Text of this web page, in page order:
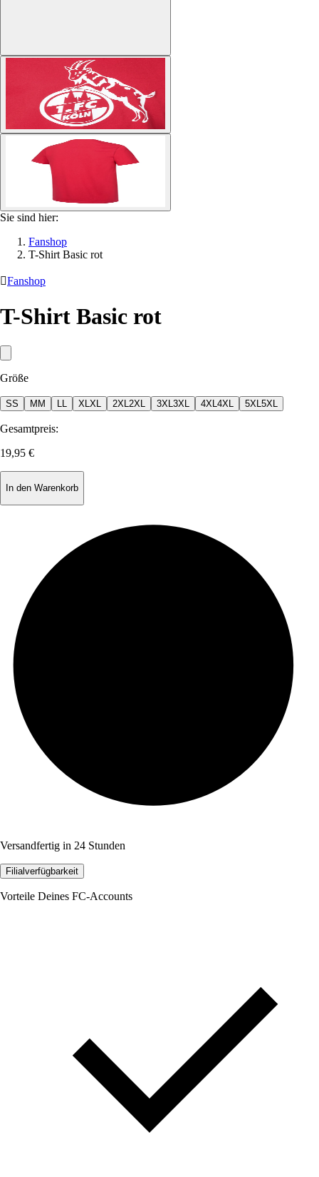
Sie sind hier:
Fanshop
T-Shirt Basic rot
Fanshop
T-Shirt Basic rot
Größe
SS M M XL XL 2XL 2XL 3XL 3XL 4XL 4XL 5XL 5XL
Gesamtpreis:
19,95 €
In den Warenkorb
Versandfertig in 24 Stunden
Filialverfügbarkeit
Vorteile Deines FC-Accounts